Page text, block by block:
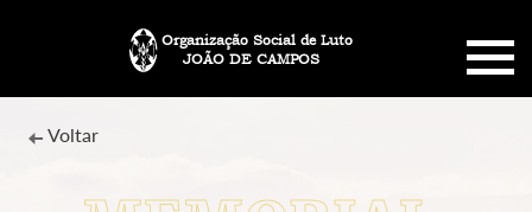
JOÃO DE CAMPOS
Organização Social de Luto
SOBRE NÓS
Voltar